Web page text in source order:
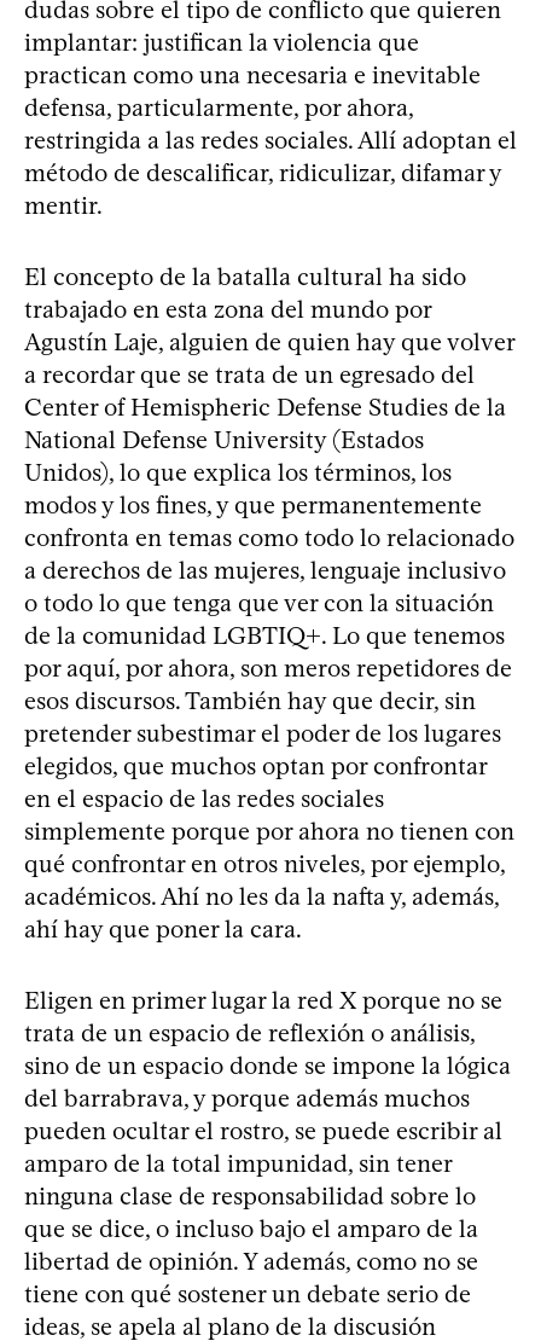
dudas sobre el tipo de conflicto que quieren
implantar: justifican la violencia que
practican como una necesaria e inevitable
defensa, particularmente, por ahora,
restringida a las redes sociales. Allí adoptan el
método de descalificar, ridiculizar, difamar y
mentir.
El concepto de la batalla cultural ha sido
trabajado en esta zona del mundo por
Agustín Laje, alguien de quien hay que volver
a recordar que se trata de un egresado del
Center of Hemispheric Defense Studies de la
National Defense University (Estados
Unidos), lo que explica los términos, los
modos y los fines, y que permanentemente
confronta en temas como todo lo relacionado
a derechos de las mujeres, lenguaje inclusivo
o todo lo que tenga que ver con la situación
de la comunidad LGBTIQ+. Lo que tenemos
por aquí, por ahora, son meros repetidores de
esos discursos. También hay que decir, sin
pretender subestimar el poder de los lugares
elegidos, que muchos optan por confrontar
en el espacio de las redes sociales
simplemente porque por ahora no tienen con
qué confrontar en otros niveles, por ejemplo,
académicos. Ahí no les da la nafta y, además,
ahí hay que poner la cara.
Eligen en primer lugar la red X porque no se
trata de un espacio de reflexión o análisis,
sino de un espacio donde se impone la lógica
del barrabrava, y porque además muchos
pueden ocultar el rostro, se puede escribir al
amparo de la total impunidad, sin tener
ninguna clase de responsabilidad sobre lo
que se dice, o incluso bajo el amparo de la
libertad de opinión. Y además, como no se
tiene con qué sostener un debate serio de
ideas, se apela al plano de la discusión